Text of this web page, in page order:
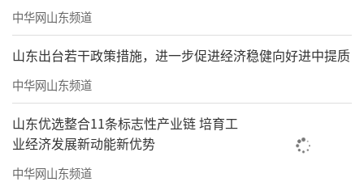
中华网山东频道
山东出台若干政策措施，进一步促进经济稳健向好进中提质
中华网山东频道
山东优选整合11条标志性产业链 培育工
业经济发展新动能新优势
中华网山东频道